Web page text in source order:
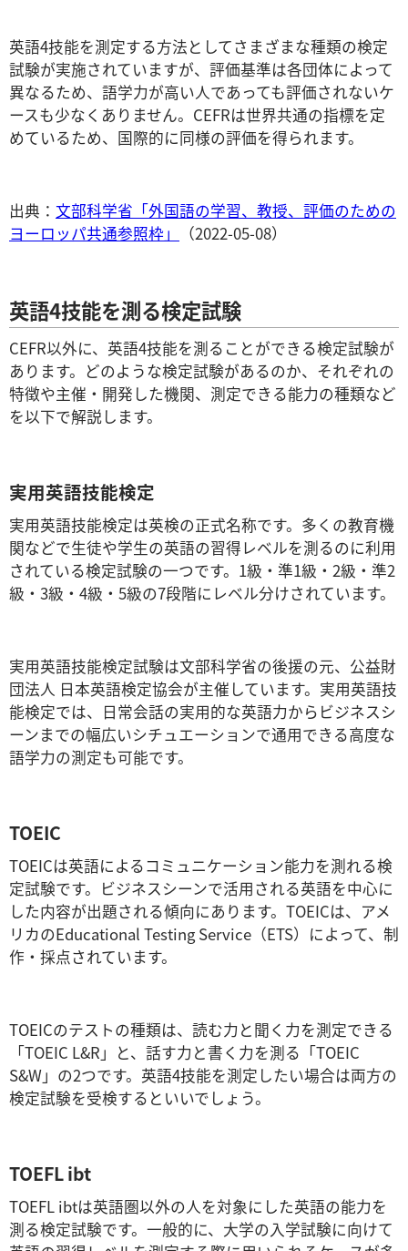
英語4技能を測定する方法としてさまざまな種類の検定
試験が実施されていますが、評価基準は各団体によって
異なるため、語学力が高い人であっても評価されないケ
ースも少なくありません。CEFRは世界共通の指標を定
めているため、国際的に同様の評価を得られます。
出典： 文部科学省「外国語の学習、教授、評価のための
ヨーロッパ共通参照枠」
（2022-05-08）
英語4技能を測る検定試験
CEFR以外に、英語4技能を測ることができる検定試験が
あります。どのような検定試験があるのか、それぞれの
特徴や主催・開発した機関、測定できる能力の種類など
を以下で解説します。
実用英語技能検定
実用英語技能検定は英検の正式名称です。多くの教育機
関などで生徒や学生の英語の習得レベルを測るのに利用
されている検定試験の一つです。1級・準1級・2級・準2
級・3級・4級・5級の7段階にレベル分けされています。
実用英語技能検定試験は文部科学省の後援の元、公益財
団法人 日本英語検定協会が主催しています。実用英語技
能検定では、日常会話の実用的な英語力からビジネスシ
ーンまでの幅広いシチュエーションで通用できる高度な
語学力の測定も可能です。
TOEIC
TOEICは英語によるコミュニケーション能力を測れる検
定試験です。ビジネスシーンで活用される英語を中心に
した内容が出題される傾向にあります。TOEICは、アメ
リカのEducational Testing Service（ETS）によって、制
作・採点されています。
TOEICのテストの種類は、読む力と聞く力を測定できる
「TOEIC L&R」と、話す力と書く力を測る「TOEIC
S&W」の2つです。英語4技能を測定したい場合は両方の
検定試験を受検するといいでしょう。
TOEFL ibt
TOEFL ibtは英語圏以外の人を対象にした英語の能力を
測る検定試験です。一般的に、大学の入学試験に向けて